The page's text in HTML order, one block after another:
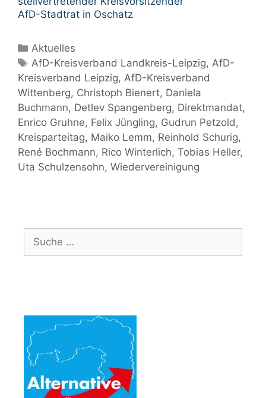
AfD-Stadtrat in Oschatz
Kategorien
Aktuelles
Schlagwörter
AfD-Kreisverband Landkreis-Leipzig,AfD-
Kreisverband Leipzig, AfD-Kreisverband
Wittenberg, Christoph Bienert, Daniela
Buchmann, Detlev Spangenberg, Direktmandat,
Enrico Gruhne, Felix Jüngling, Gudrun Petzold,
Kreisparteitag, Maiko Lemm, Reinhold Schurig,
René Bochmann, Rico Winterlich, Tobias Heller,
Uta Schulzensohn, Wiedervereinigung
nach: